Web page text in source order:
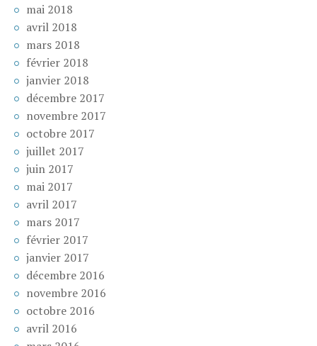
mai 2018
avril 2018
mars 2018
février 2018
janvier 2018
décembre 2017
novembre 2017
octobre 2017
juillet 2017
juin 2017
mai 2017
avril 2017
mars 2017
février 2017
janvier 2017
décembre 2016
novembre 2016
octobre 2016
avril 2016